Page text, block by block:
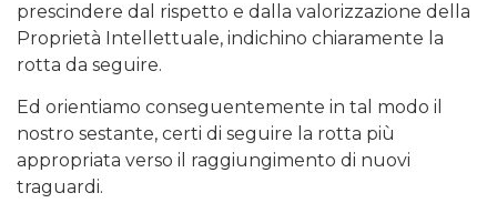
prescindere dal rispetto e dalla valorizzazione della
Proprietà Intellettuale, indichino chiaramente la
rotta da seguire.
Ed orientiamo conseguentemente in tal modo il
nostro sestante, certi di seguire la rotta più
appropriata verso il raggiungimento di nuovi
traguardi.